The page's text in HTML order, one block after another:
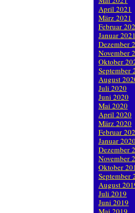
April 2021
März 2021
Februar
Januar 2021
Dezember
November
Oktober
September
August
Juli 2020
Juni 2020
Mai 2020
April 2020
März 2020
Februar
Januar 2020
Dezember
November
Oktober
September
August
Juli 2019
Juni 2019
Mai 2019